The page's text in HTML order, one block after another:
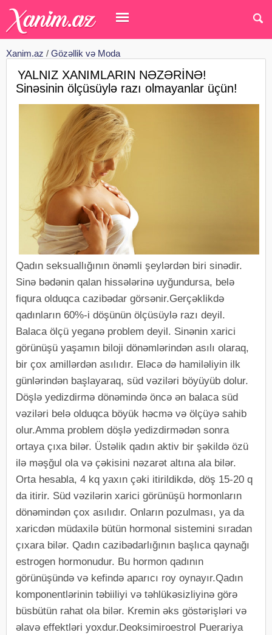
Xanim.az / Gözəllik və Moda
YALNIZ XANIMLARIN NƏZƏRİNƏ!
Sinəsinin ölçüsüylə razı olmayanlar üçün!
Qadın seksuallığının önəmli şeylərdən biri sinədir.
Sinə bədənin qalan hissələrinə uyğundursa, belə
fiqura olduqca cazibədar görsənir.Gerçəklikdə
qadınların 60%-i döşünün ölçüsüylə razı deyil.
Balaca ölçü yeganə problem deyil. Sinənin xarici
görünüşü yaşamın biloji dönəmlərindən asılı olaraq,
bir çox amillərdən asılıdır. Eləcə də hamiləliyin ilk
günlərindən başlayaraq, süd vəziləri böyüyüb dolur.
Döşlə yedizdirmə dönəmində öncə ən balaca süd
vəziləri belə olduqca böyük həcmə və ölçüyə sahib
olur.Amma problem döşlə yedizdirmədən sonra
ortaya çıxa bilər. Üstəlik qadın aktiv bir şəkildə özü
ilə məşğul ola və çəkisini nəzarət altına ala bilər.
Orta hesabla, 4 kq yaxın çəki itirildikdə, döş 15-20 q
da itirir. Süd vəzilərin xarici görünüşü hormonların
dönəmindən çox asılıdır. Onların pozulması, ya da
xaricdən müdaxilə bütün hormonal sistemini sıradan
çıxara bilər. Qadın cazibədarlığının başlıca qaynağı
estrogen hormonudur. Bu hormon qadının
görünüşündə və kefində aparıcı roy oynayır.Qadın
komponentlərinin təbiiliyi və təhlükəsizliyinə görə
büsbütün rahat ola bilər. Kremin əks göstərişləri və
əlavə effektləri yoxdur.Deoksimiroestrol Puerariya